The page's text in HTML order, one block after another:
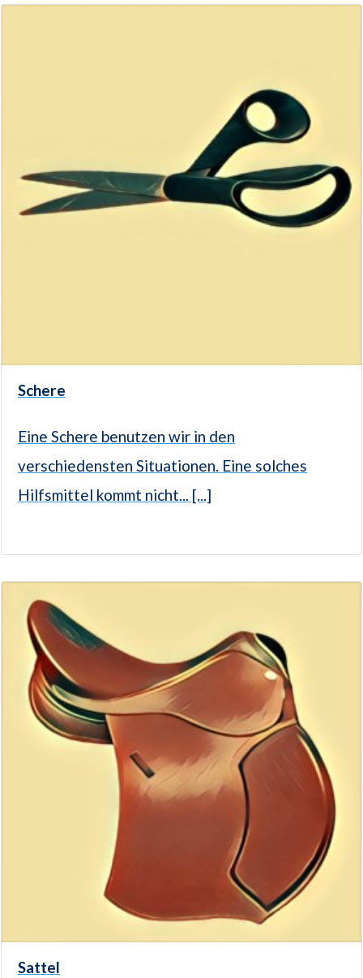
Schere
Eine Schere benutzen wir in den
verschiedensten Situationen. Eine solches
Hilfsmittel kommt nicht... [...]
Sattel